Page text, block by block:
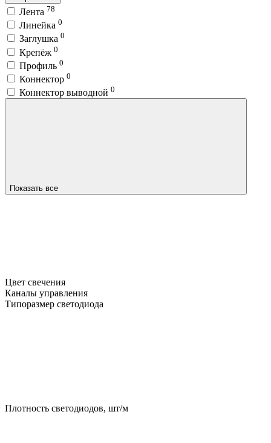
Лента 78
Линейка 0
Заглушка 0
Крепёж 0
Профиль 0
Коннектор 0
Коннектор выводной 0
Показать все
Цвет свечения
Каналы управления
Типоразмер светодиода
Плотность светодиодов, шт/м